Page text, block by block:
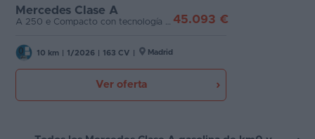
Mercedes Clase A
A 250 e Compacto con tecnología híbrida EQ[0-806] 45.093 €
10 km 1/2026 163 CV Madrid
Ver oferta